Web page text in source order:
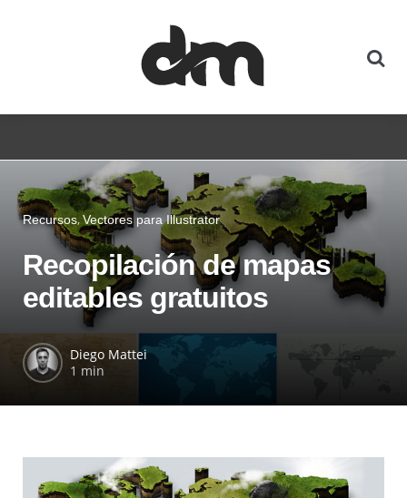
Recursos Vectores para Illustrator
Recopilación de mapas
editables gratuitos
Diego Mattei
1 min